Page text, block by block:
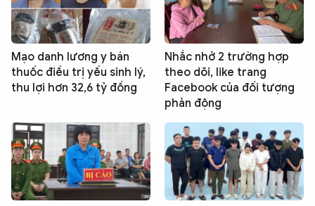
Mạo danh lương y bán
thuốc điều trị yếu sinh lý,
thu lợi hơn 32,6 tỷ đồng
Nhắc nhở 2 trường hợp
theo dõi, like trang
Facebook của đối tượng
phản động